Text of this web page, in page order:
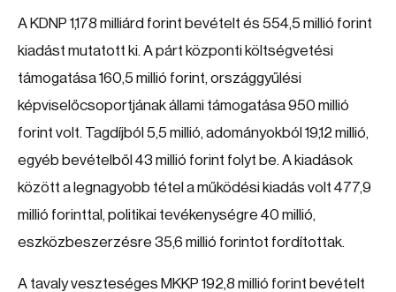
A KDNP 1,178 milliárd forint bevételt és 554,5 millió forint
kiadást mutatott ki. A párt központi költségvetési
támogatása 160,5 millió forint, országgyűlési
képviselőcsoportjának állami támogatása 950 millió
forint volt. Tagdíjból 5,5 millió, adományokból 19,12 millió,
egyéb bevételből 43 millió forint folyt be. A kiadások
között a legnagyobb tétel a működési kiadás volt 477,9
millió forinttal, politikai tevékenységre 40 millió,
eszközbeszerzésre 35,6 millió forintot fordítottak.
A tavaly veszteséges MKKP 192,8 millió forint bevételt